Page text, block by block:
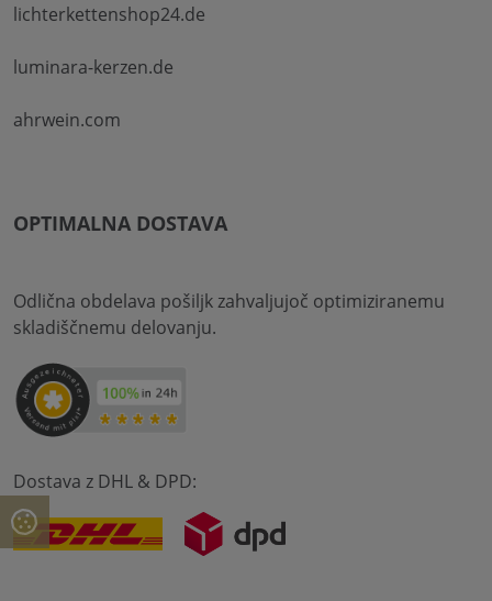
lichterkettenshop24.de
luminara-kerzen.de
ahrwein.com
OPTIMALNA DOSTAVA
Odlična obdelava pošiljk zahvaljujoč optimiziranemu
skladiščnemu delovanju.
Dostava z DHL & DPD: